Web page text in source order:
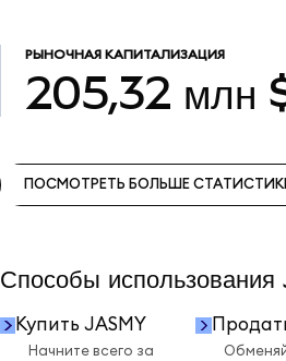
РЫНОЧНАЯ КАПИТАЛИЗАЦИЯ
205,32 млн
ПОСМОТРЕТЬ БОЛЬШЕ
Способы
Купить JASMY
Начните всего за